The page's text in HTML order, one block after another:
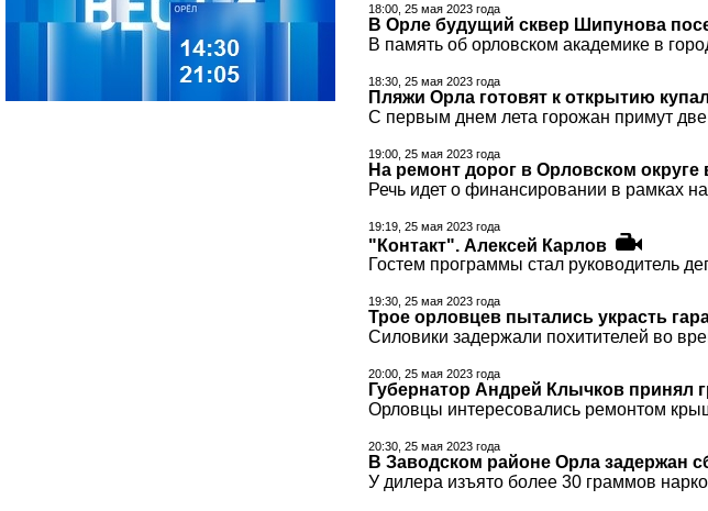
18:00, 25 мая 2023 года
В Орле будущий сквер Шипунова
В память об орловском академике в
18:30, 25 мая 2023 года
Пляжи Орла готовят к открытию
С первым днем лета горожан примут
19:00, 25 мая 2023 года
На ремонт дорог в Орловском
Речь идет о финансировании в рамках
19:19, 25 мая 2023 года
"Контакт". Алексей Карлов
Гостем программы стал руководитель
19:30, 25 мая 2023 года
Трое орловцев пытались украсть
Силовики задержали похитителей во
20:00, 25 мая 2023 года
Губернатор Андрей Клычков принял
Орловцы интересовались ремонтом
20:30, 25 мая 2023 года
В Заводском районе Орла задержан
У дилера изъято более 30 граммов